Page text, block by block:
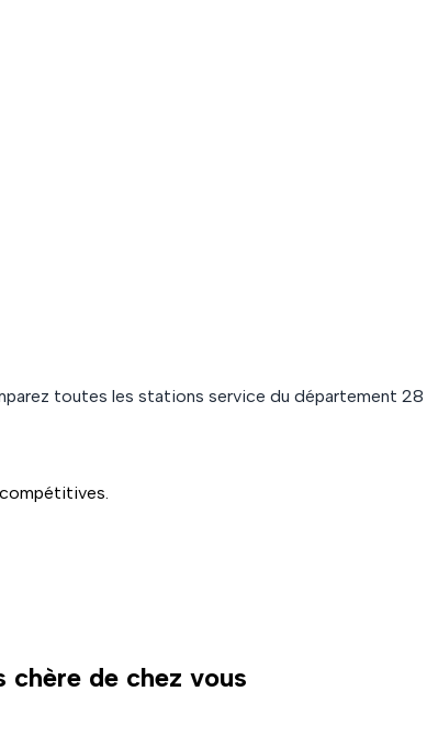
toutes les stations service du département 28
chère de chez vous